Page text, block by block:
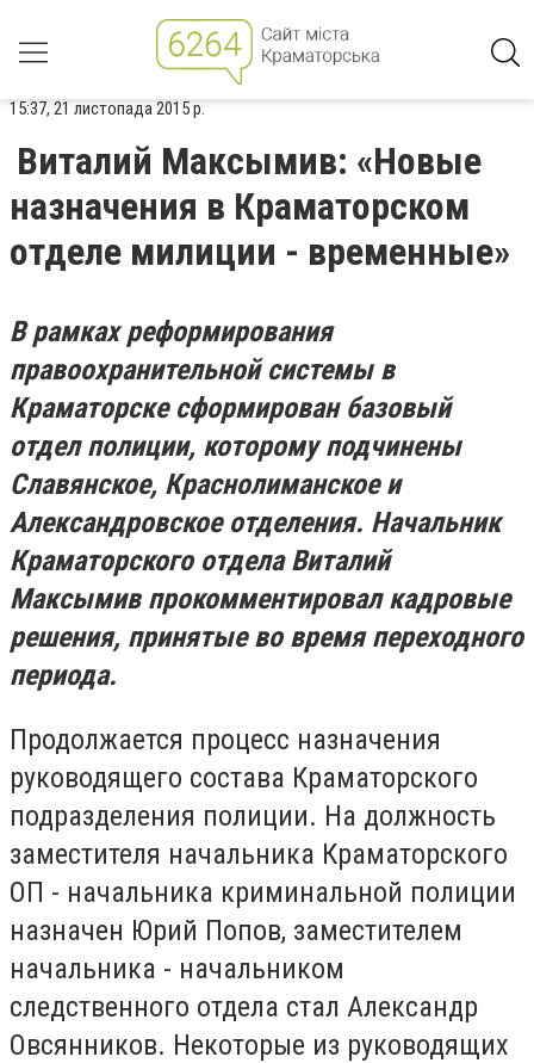
15:37, 21 листопада 2015 р.
Виталий Максымив: «Новые
назначения в Краматорском
отделе милиции - временные»
В рамках реформирования
правоохранительной системы в
Краматорске сформирован базовый
отдел полиции, которому подчинены
Славянское, Краснолиманское и
Александровское отделения. Начальник
Краматорского отдела Виталий
Максымив прокомментировал кадровые
решения, принятые во время переходного
периода.
Продолжается процесс назначения
руководящего состава Краматорского
подразделения полиции. На должность
заместителя начальника Краматорского
ОП - начальника криминальной полиции
назначен Юрий Попов, заместителем
начальника - начальником
следственного отдела стал Александр
Овсянников. Некоторые из руководящих